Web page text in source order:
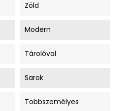
Zöld
Modern
Tárolóval
Sarok
Többszemélyes